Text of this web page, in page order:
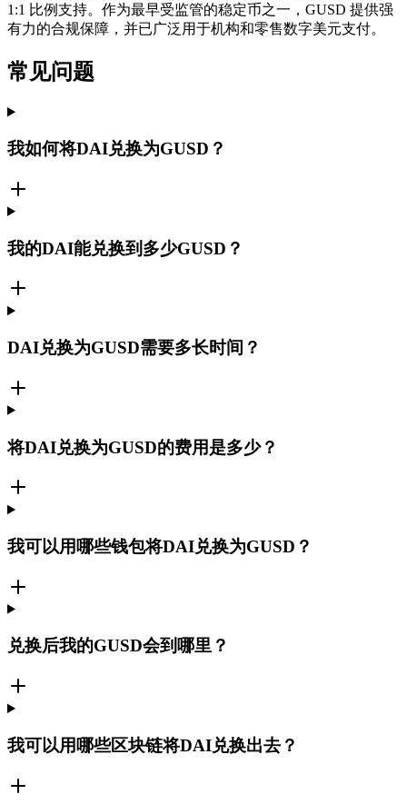
1:1 比例支持。作为最早受监管的稳定币之一，GUSD 提供强
有力的合规保障，并已广泛用于机构和零售数字美元支付。
常见问题
我如何将DAI兑换为GUSD？
我的DAI能兑换到多少GUSD？
DAI兑换为GUSD需要多长时间？
将DAI兑换为GUSD的费用是多少？
我可以用哪些钱包将DAI兑换为GUSD？
兑换后我的GUSD会到哪里？
我可以用哪些区块链将DAI兑换出去？